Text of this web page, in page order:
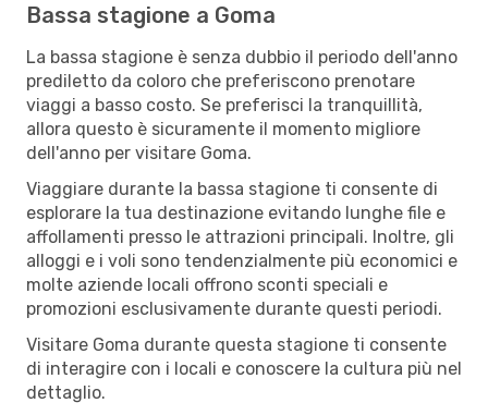
Bassa stagione a Goma
La bassa stagione è senza dubbio il periodo dell'anno
prediletto da coloro che preferiscono prenotare
viaggi a basso costo. Se preferisci la tranquillità,
allora questo è sicuramente il momento migliore
dell'anno per visitare Goma.
Viaggiare durante la bassa stagione ti consente di
esplorare la tua destinazione evitando lunghe file e
affollamenti presso le attrazioni principali. Inoltre, gli
alloggi e i voli sono tendenzialmente più economici e
molte aziende locali offrono sconti speciali e
promozioni esclusivamente durante questi periodi.
Visitare Goma durante questa stagione ti consente
di interagire con i locali e conoscere la cultura più nel
dettaglio.